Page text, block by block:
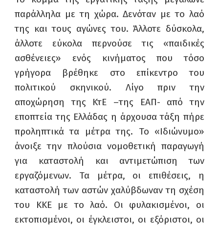
παράλληλα με τη χώρα. Δενόταν με το λαό
της και τους αγώνες του. Άλλοτε δύσκολα,
άλλοτε εύκολα περνούσε τις «παιδικές
ασθένειες» ενός κινήματος που τόσο
γρήγορα βρέθηκε στο επίκεντρο του
πολιτικού σκηνικού. Λίγο πριν την
αποχώρηση της ΚτΕ –της ΕΑΠ- από την
εποπτεία της Ελλάδας η άρχουσα τάξη πήρε
προληπτικά τα μέτρα της. Το «Ιδιώνυμο»
άνοιξε την πλούσια νομοθετική παραγωγή
για καταστολή και αντιμετώπιση των
εργαζόμενων. Τα μέτρα, οι επιθέσεις, η
καταστολή των αστών χαλύβδωναν τη σχέση
του ΚΚΕ με το λαό. Οι φυλακισμένοι, οι
εκτοπισμένοι, οι έγκλειστοι, οι εξόριστοι, οι